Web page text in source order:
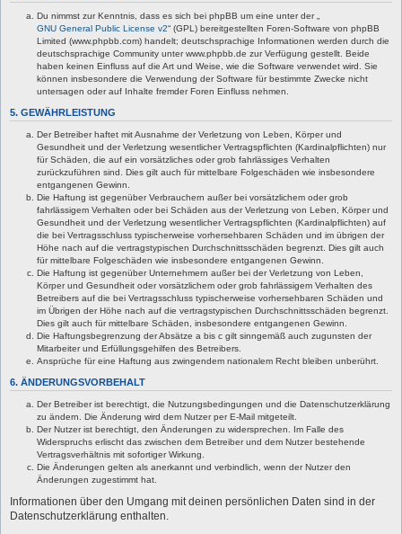
Du nimmst zur Kenntnis, dass es sich bei phpBB um eine unter der „
GNU General Public License v2“ (GPL) bereitgestellten Foren-Software von phpBB
Limited (www.phpbb.com) handelt; deutschsprachige Informationen werden durch die
deutschsprachige Community unter www.phpbb.de zur Verfügung gestellt. Beide
haben keinen Einfluss auf die Art und Weise, wie die Software verwendet wird. Sie
können insbesondere die Verwendung der Software für bestimmte Zwecke nicht
untersagen oder auf Inhalte fremder Foren Einfluss nehmen.
5. GEWÄHRLEISTUNG
Der Betreiber haftet mit Ausnahme der Verletzung von Leben, Körper und
Gesundheit und der Verletzung wesentlicher Vertragspflichten (Kardinalpflichten) nur
für Schäden, die auf ein vorsätzliches oder grob fahrlässiges Verhalten
zurückzuführen sind. Dies gilt auch für mittelbare Folgeschäden wie insbesondere
entgangenen Gewinn.
Die Haftung ist gegenüber Verbrauchern außer bei vorsätzlichem oder grob
fahrlässigem Verhalten oder bei Schäden aus der Verletzung von Leben, Körper und
Gesundheit und der Verletzung wesentlicher Vertragspflichten (Kardinalpflichten) auf
die bei Vertragsschluss typischerweise vorhersehbaren Schäden und im übrigen der
Höhe nach auf die vertragstypischen Durchschnittsschäden begrenzt. Dies gilt auch
für mittelbare Folgeschäden wie insbesondere entgangenen Gewinn.
Die Haftung ist gegenüber Unternehmern außer bei der Verletzung von Leben,
Körper und Gesundheit oder vorsätzlichem oder grob fahrlässigem Verhalten des
Betreibers auf die bei Vertragsschluss typischerweise vorhersehbaren Schäden und
im Übrigen der Höhe nach auf die vertragstypischen Durchschnittsschäden begrenzt.
Dies gilt auch für mittelbare Schäden, insbesondere entgangenen Gewinn.
Die Haftungsbegrenzung der Absätze a bis c gilt sinngemäß auch zugunsten der
Mitarbeiter und Erfüllungsgehilfen des Betreibers.
Ansprüche für eine Haftung aus zwingendem nationalem Recht bleiben unberührt.
6. ÄNDERUNGSVORBEHALT
Der Betreiber ist berechtigt, die Nutzungsbedingungen und die Datenschutzerklärung
zu ändern. Die Änderung wird dem Nutzer per E-Mail mitgeteilt.
Der Nutzer ist berechtigt, den Änderungen zu widersprechen. Im Falle des
Widerspruchs erlischt das zwischen dem Betreiber und dem Nutzer bestehende
Vertragsverhältnis mit sofortiger Wirkung.
Die Änderungen gelten als anerkannt und verbindlich, wenn der Nutzer den
Änderungen zugestimmt hat.
Informationen über den Umgang mit deinen persönlichen Daten sind in der
Datenschutzerklärung enthalten.